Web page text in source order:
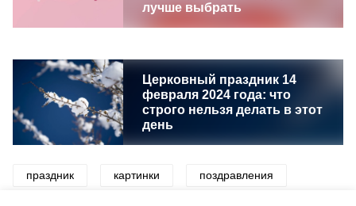
лучше выбрать
Церковный праздник 14
февраля 2024 года: что
строго нельзя делать в этот
день
праздник картинки поздравления